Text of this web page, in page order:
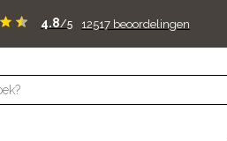
4.8/5 12517 beoordelingen